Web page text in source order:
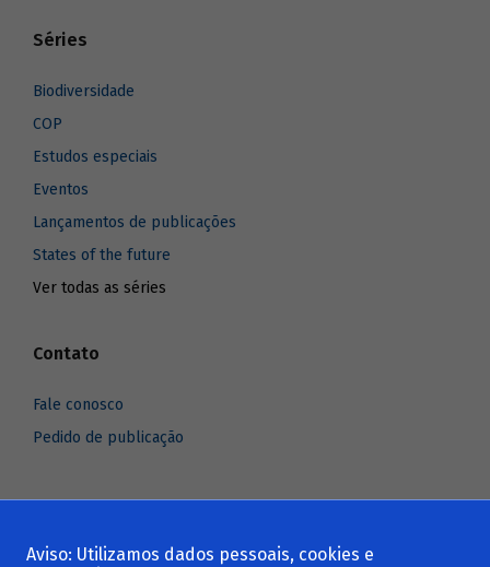
Séries
Biodiversidade
COP
Estudos especiais
Eventos
Lançamentos de publicações
States of the future
Ver todas as séries
Contato
Fale conosco
Pedido de publicação
Aviso: Utilizamos dados pessoais, cookies e